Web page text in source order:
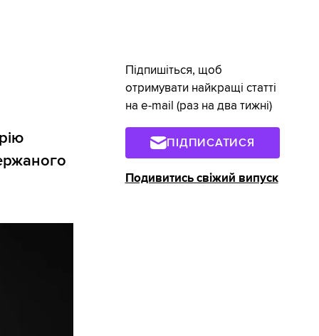
Підпишіться, щоб
отримувати найкращі статті
на e-mail (раз на два тижні)
ПІДПИСАТИСЯ
Подивитись свіжий випуск